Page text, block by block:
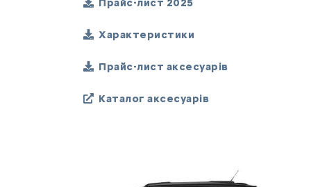
Прайс-лист 2025
Характеристики
Прайс-лист аксесуарів
Каталог аксесуарів